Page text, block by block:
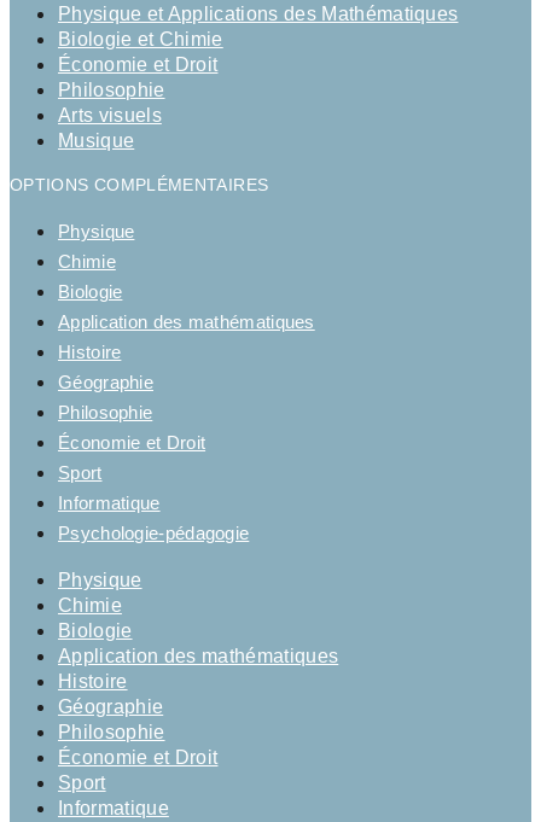
Physique et Applications des Mathématiques
Biologie et Chimie
Économie et Droit
Philosophie
Arts visuels
Musique
OPTIONS COMPLÉMENTAIRES
Physique
Chimie
Biologie
Application des mathématiques
Histoire
Géographie
Philosophie
Économie et Droit
Sport
Informatique
Psychologie-pédagogie
Physique
Chimie
Biologie
Application des mathématiques
Histoire
Géographie
Philosophie
Économie et Droit
Sport
Informatique